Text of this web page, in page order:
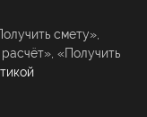
смету»,
«Получить